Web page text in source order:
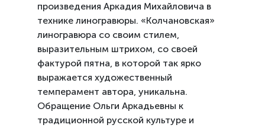
произведения Аркадия Михайловича в
технике линогравюры. «Колчановская»
линогравюра со своим стилем,
выразительным штрихом, со своей
фактурой пятна, в которой так ярко
выражается художественный
темперамент автора, уникальна.
Обращение Ольги Аркадьевны к
традиционной русской культуре и